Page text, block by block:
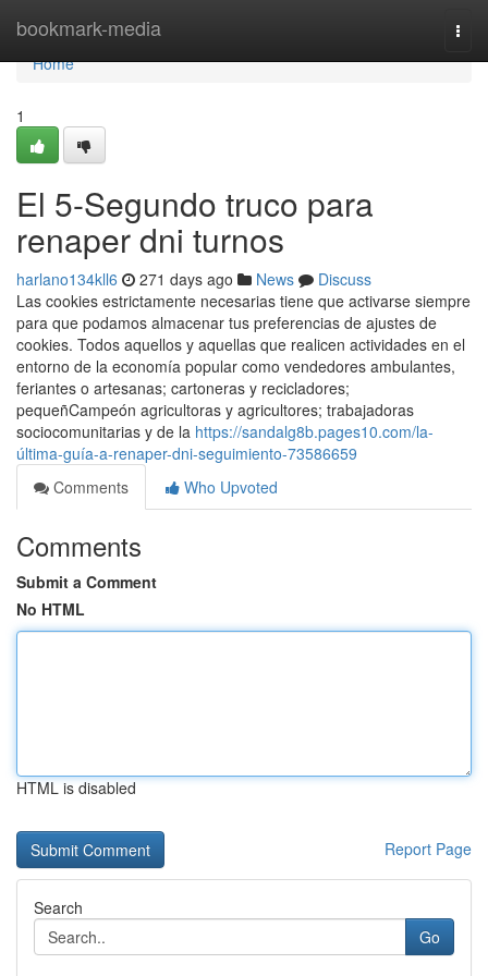
bookmark-media
Home
Home
1
El 5-Segundo truco para
renaper dni turnos
harlano134kll6 271 days ago News
Discuss
Las cookies estrictamente necesarias tiene que activarse siempre
para que podamos almacenar tus preferencias de ajustes de
cookies. Todos aquellos y aquellas que realicen actividades en el
entorno de la economía popular como vendedores ambulantes,
feriantes o artesanas; cartoneras y recicladores;
pequeñCampeón agricultoras y agricultores; trabajadoras
sociocomunitarias y de la https://sandalg8b.pages10.com/la-
última-guía-a-renaper-dni-seguimiento-73586659
Comments
Who Upvoted
Comments
Submit a Comment
No HTML
HTML is disabled
Report Page
Search
Go